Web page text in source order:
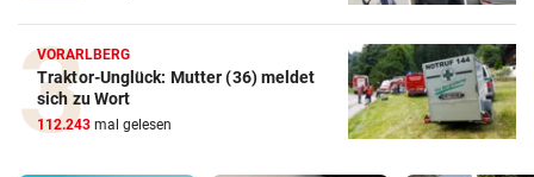
VORARLBERG
Traktor-Unglück: Mutter (36) meldet
sich zu Wort
112.243 mal gelesen